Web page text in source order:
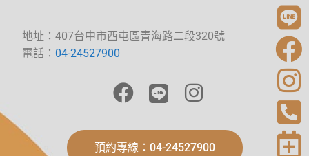
地址：407台中市西屯區青海路二段320號
電話： 04-24527900
預約專線：04-24527900